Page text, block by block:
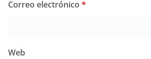
Correo electrónico *
Web